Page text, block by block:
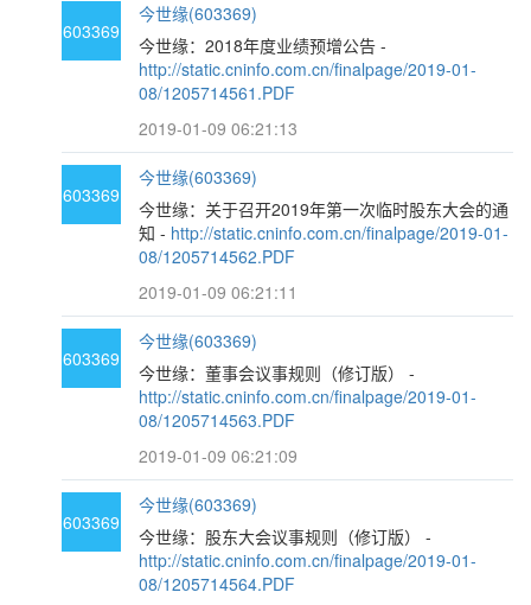
603369
今世缘(603369)
今世缘：2018年度业绩预增公告 -
http://static.cninfo.com.cn/finalpage/2019-01-
08/1205714561.PDF
2019-01-09 06:21:13
603369
今世缘(603369)
今世缘：关于召开2019年第一次临时股东大会的通
知 - http://static.cninfo.com.cn/finalpage/2019-01-
08/1205714562.PDF
2019-01-09 06:21:11
603369
今世缘(603369)
今世缘：董事会议事规则（修订版） -
http://static.cninfo.com.cn/finalpage/2019-01-
08/1205714563.PDF
2019-01-09 06:21:09
603369
今世缘(603369)
今世缘：股东大会议事规则（修订版） -
http://static.cninfo.com.cn/finalpage/2019-01-
08/1205714564.PDF